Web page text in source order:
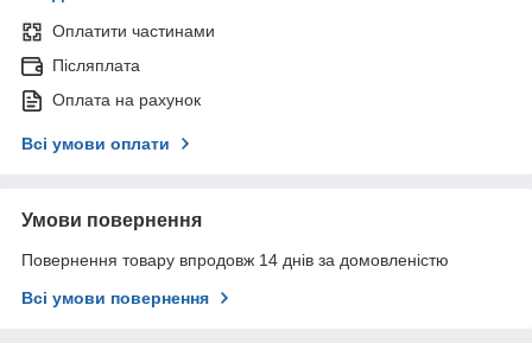
Оплатити частинами
Післяплата
Оплата на рахунок
Всі умови оплати
Умови повернення
Повернення товару впродовж 14 днів за домовленістю
Всі умови повернення